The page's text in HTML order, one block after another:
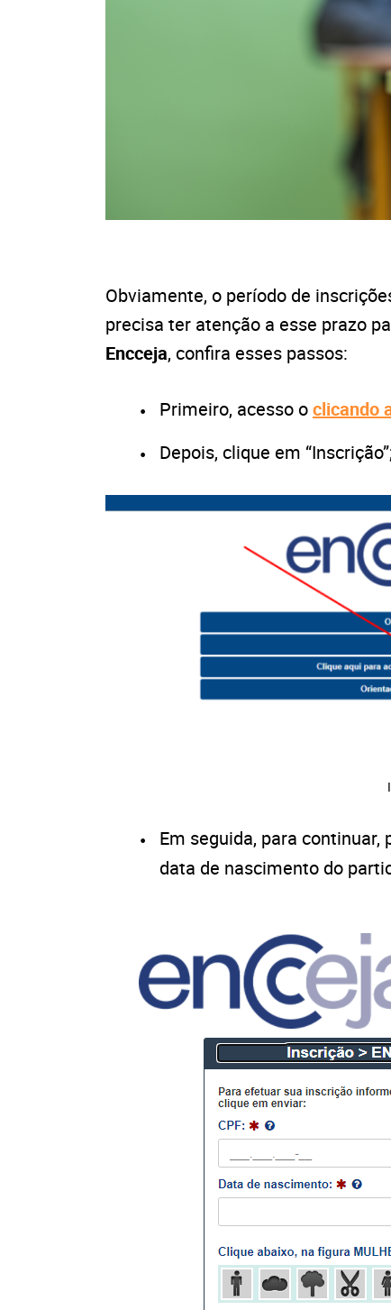
Obviamente, o período de
precisa ter atenção a esse prazo
Encceja, confira esses passos:
Primeiro, acesso oclicando
Depois, clique em
Em seguida, para
data de nascimento do